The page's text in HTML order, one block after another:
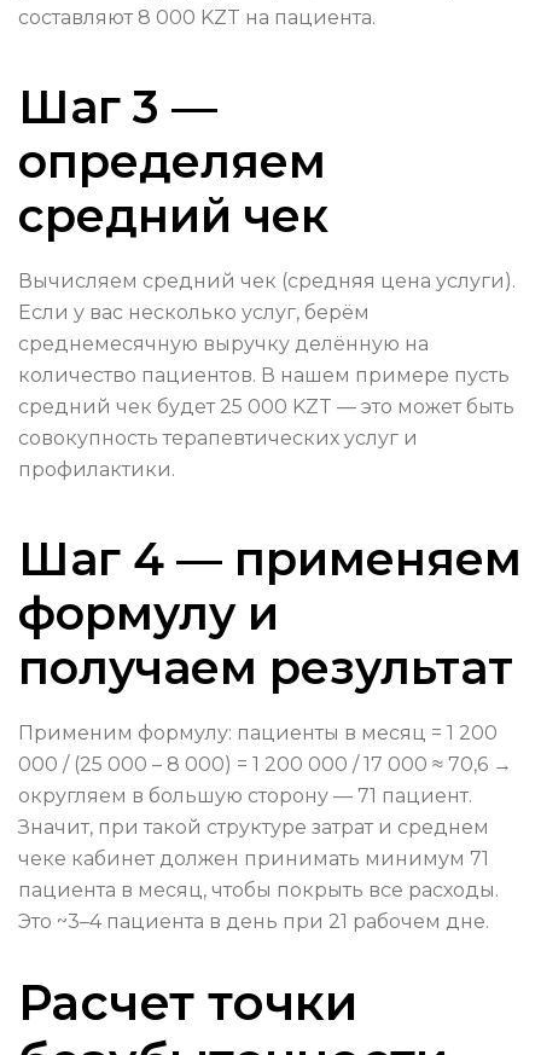
составляют 8 000 KZT на пациента.
Шаг 3 —
определяем
средний чек
Вычисляем средний чек (средняя цена услуги).
Если у вас несколько услуг, берём
среднемесячную выручку делённую на
количество пациентов. В нашем примере пусть
средний чек будет 25 000 KZT — это может быть
совокупность терапевтических услуг и
профилактики.
Шаг 4 — применяем
формулу и
получаем результат
Применим формулу: пациенты в месяц = 1 200
000 / (25 000 – 8 000) = 1 200 000 / 17 000 ≈ 70,6 →
округляем в большую сторону — 71 пациент.
Значит, при такой структуре затрат и среднем
чеке кабинет должен принимать минимум 71
пациента в месяц, чтобы покрыть все расходы.
Это ~3–4 пациента в день при 21 рабочем дне.
Расчет точки